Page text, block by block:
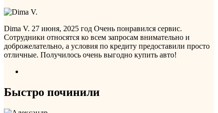
Dima V. 27 июня, 2025 год Очень понравился сервис.
Сотрудники относятся ко всем запросам внимательно и
доброжелательно, а условия по кредиту предоставили просто
отличные. Получилось очень выгодно купить авто!
Быстро починили